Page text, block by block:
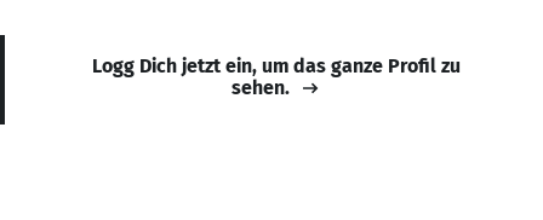
Logg Dich jetzt ein, um das ganze Profil zu
sehen.